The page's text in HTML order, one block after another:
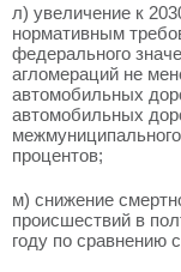
л) увеличение к
нормативным
федерального
агломераций не
автомобильных
автомобильных
процентов;
м) снижение
происшествий в
году по сравнению